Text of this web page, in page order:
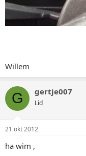
Willem
G gertje007
Lid
21 okt 2012
ha wim ,